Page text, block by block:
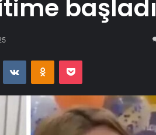
başladı
VKontakteOdnoklassniki
Pocket